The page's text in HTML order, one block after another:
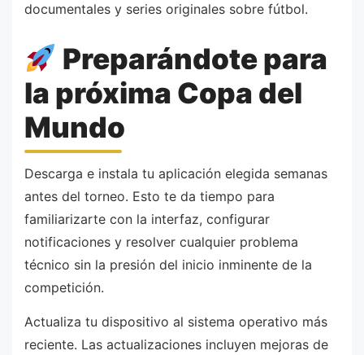
documentales y series originales sobre fútbol.
Preparándote para
la próxima Copa del
Mundo
Descarga e instala tu aplicación elegida semanas
antes del torneo. Esto te da tiempo para
familiarizarte con la interfaz, configurar
notificaciones y resolver cualquier problema
técnico sin la presión del inicio inminente de la
competición.
Actualiza tu dispositivo al sistema operativo más
reciente. Las actualizaciones incluyen mejoras de